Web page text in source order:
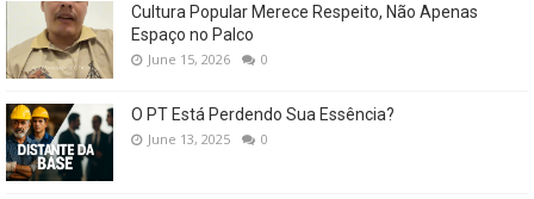
Cultura Popular Merece Respeito, Não Apenas
Espaço no Palco
June 15, 2026 0
O PT Está Perdendo Sua Essência?
June 13, 2025 0